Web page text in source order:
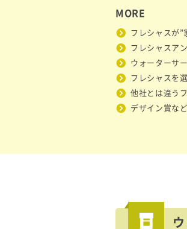
MORE
フレシャスが”
フレシャスア
ウォーターサ
フレシャスを
他社とは違う
デザイン賞な